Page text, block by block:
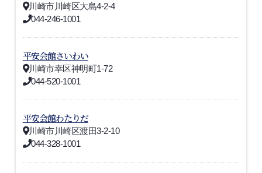
川崎市川崎区大島4-2-4
044-246-1001
平安会館さいわい
川崎市幸区神明町1-72
044-520-1001
平安会館わたりだ
川崎市川崎区渡田3-2-10
044-328-1001